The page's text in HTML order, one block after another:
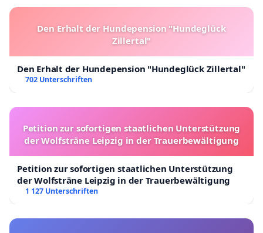
Den Erhalt der Hundepension "Hundeglück
Zillertal"
Den Erhalt der Hundepension "Hundeglück Zillertal"
702 Unterschriften
Petition zur sofortigen staatlichen Unterstützung
der Wolfsträne Leipzig in der Trauerbewältigung
Petition zur sofortigen staatlichen Unterstützung
der Wolfsträne Leipzig in der Trauerbewältigung
1 127 Unterschriften